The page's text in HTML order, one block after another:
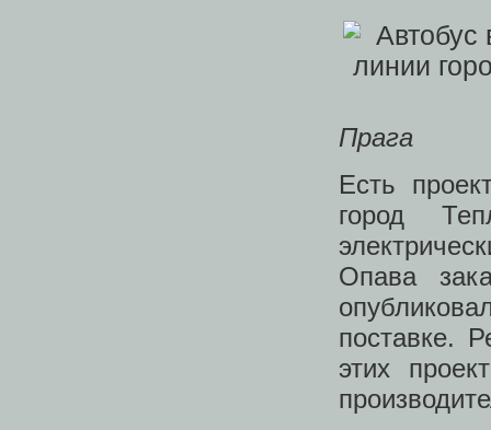
Прага
Есть
город
Опава
поставке.
этих